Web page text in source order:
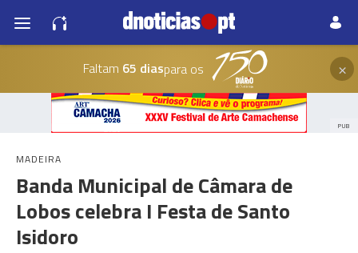
Faltam 65 diaspara os ×
PUB
MADEIRA
Banda Municipal de Câmara de
Lobos celebra I Festa de Santo
Isidoro